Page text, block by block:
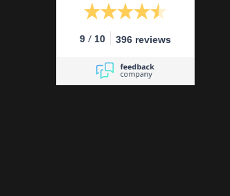
9 / 10 396 reviews